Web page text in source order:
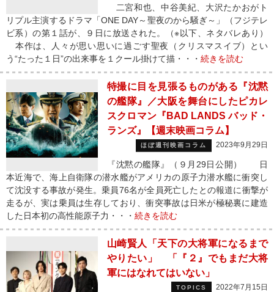
二宮和也、中谷美紀、大沢たかおがト
リプル主演するドラマ「ONE DAY～聖夜のから騒ぎ～」（フジテレ
ビ系）の第１話が、９日に放送された。（※以下、ネタバレあり）
本作は、人々が思い思いに過ごす聖夜（クリスマスイブ）とい
う“たった１日”の出来事を１クール掛けて描・・・ 続きを読む
特撮に目を見張るものがある『沈黙
の艦隊』／大阪を舞台にしたピカレ
スクロマン『BAD LANDS バッド・
ランズ』【週末映画コラム】
ほぼ週刊映画コラム 2023年9月29日
『沈黙の艦隊』（９月29日公開） 日
本近海で、海上自衛隊の潜水艦がアメリカの原子力潜水艦に衝突し
て沈没する事故が発生。乗員76名が全員死亡したとの報道に衝撃が
走るが、実は乗員は生存しており、衝突事故は日米が極秘裏に建造
した日本初の高性能原子力・・・ 続きを読む
山崎賢人「天下の大将軍になるまで
やりたい」 「『２』でもまだ大将
軍にはなれてはいない」
TOPICS 2022年7月15日